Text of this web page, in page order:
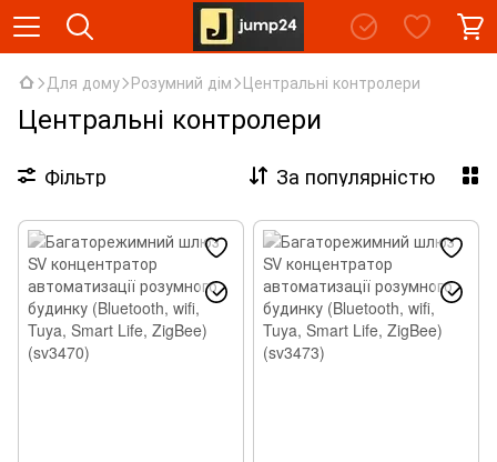
Для дому Розумний дім Центральні контролери
Центральні контролери
Фільтр За популярністю